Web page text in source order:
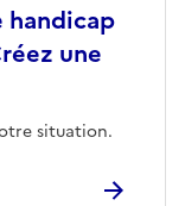
handicap
une
situation.